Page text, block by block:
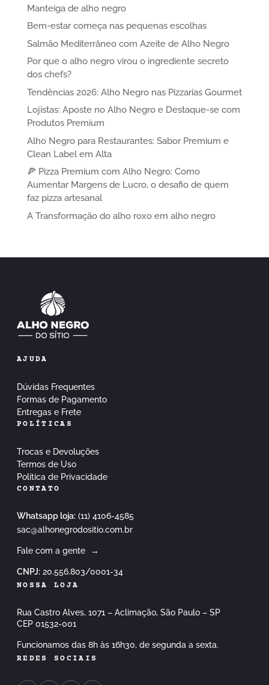
Manteiga de alho negro
Bem-estar começa nas pequenas escolhas
Salmão Mediterrâneo com Azeite de Alho Negro
Por que o alho negro virou o ingrediente secreto
dos chefs?
Tendências 2026: Alho Negro nas Pizzarias Gourmet
Lojistas: Aposte no Alho Negro e Destaque-se com
Produtos Premium
Alho Negro para Restaurantes: Sabor Premium e
Clean Label em Alta
🍕 Pizza Premium com Alho Negro: Como
Aumentar Margens de Lucro, o desafio de quem
faz pizza artesanal
A Transformação do alho roxo em alho negro
AJUDA
Dúvidas Frequentes
Formas de Pagamento
Entregas e Frete
POLÍTICAS
Trocas e Devoluções
Termos de Uso
Política de Privacidade
CONTATO
Whatsapp loja: (11) 4106-4585
sac@alhonegrodositio.com.br
Fale com a gente →
CNPJ: 20.556.803/0001-34
NOSSA LOJA
Rua Castro Alves, 1071 – Aclimação, São Paulo – SP
CEP 01532-001
Funcionamos das 8h às 16h30, de segunda a sexta.
REDES SOCIAIS